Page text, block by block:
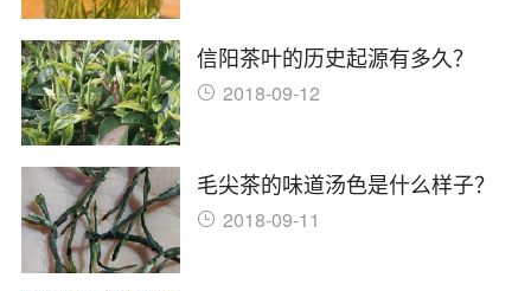
信阳茶叶的历史起源有多久？
2018-09-12
毛尖茶的味道汤色是什么样子？
2018-09-11